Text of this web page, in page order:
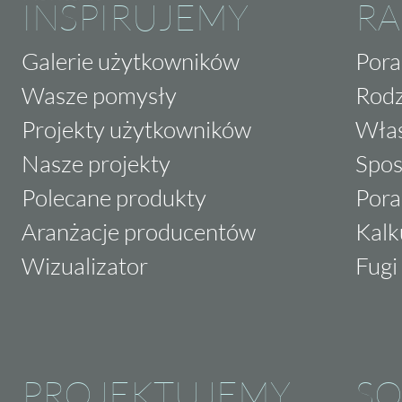
INSPIRUJEMY
Galerie użytkowników
Wasze pomysły
Projekty użytkowników
Nasze projekty
Polecane produkty
Aranżacje producentów
Wizualizator
PROJEKTUJEMY